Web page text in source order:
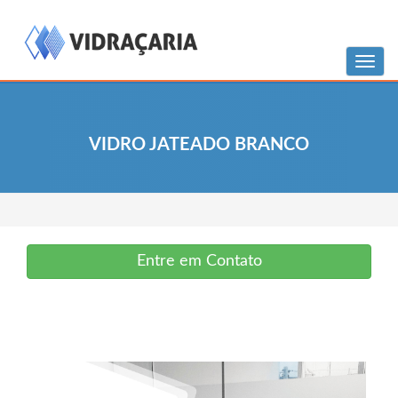
VIDRO JATEADO BRANCO
Menu
Entre em Contato